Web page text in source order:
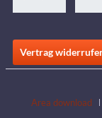
Vertrag
Area download